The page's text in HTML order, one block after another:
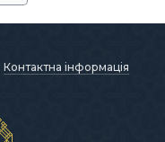
Контактна інформація